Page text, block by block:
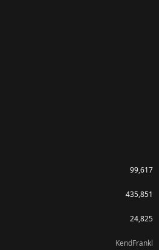
99,617
435,851
24,825
KendFrankl